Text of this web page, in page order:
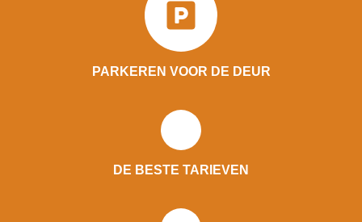
PARKEREN VOOR DE DEUR
DE BESTE TARIEVEN